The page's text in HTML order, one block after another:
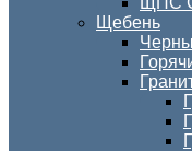
Щебень